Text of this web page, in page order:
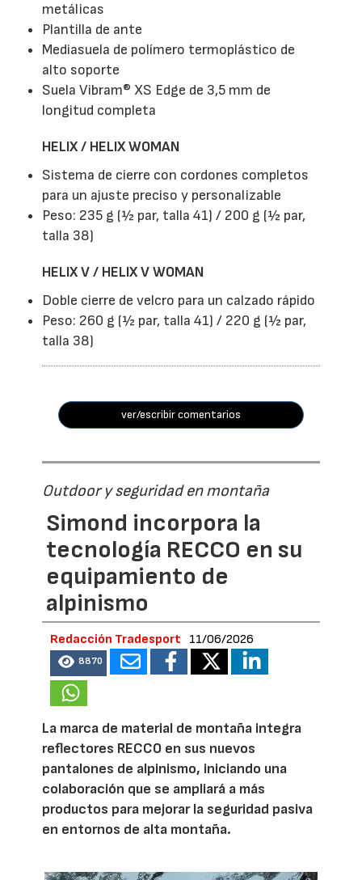
metálicas
Plantilla de ante
Mediasuela de polímero termoplástico de
alto soporte
Suela Vibram® XS Edge de 3,5 mm de
longitud completa
HELIX / HELIX WOMAN
Sistema de cierre con cordones completos
para un ajuste preciso y personalizable
Peso: 235 g (½ par, talla 41) / 200 g (½ par,
talla 38)
HELIX V / HELIX V WOMAN
Doble cierre de velcro para un calzado rápido
Peso: 260 g (½ par, talla 41) / 220 g (½ par,
talla 38)
ver/escribir comentarios
Outdoor y seguridad en montaña
Simond incorpora la
tecnología RECCO en su
equipamiento de
alpinismo
Redacción Tradesport 11/06/2026
8870
La marca de material de montaña integra
reflectores RECCO en sus nuevos
pantalones de alpinismo, iniciando una
colaboración que se ampliará a más
productos para mejorar la seguridad pasiva
en entornos de alta montaña.